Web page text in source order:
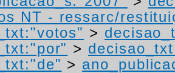
NT - ressarc/
>
>
>